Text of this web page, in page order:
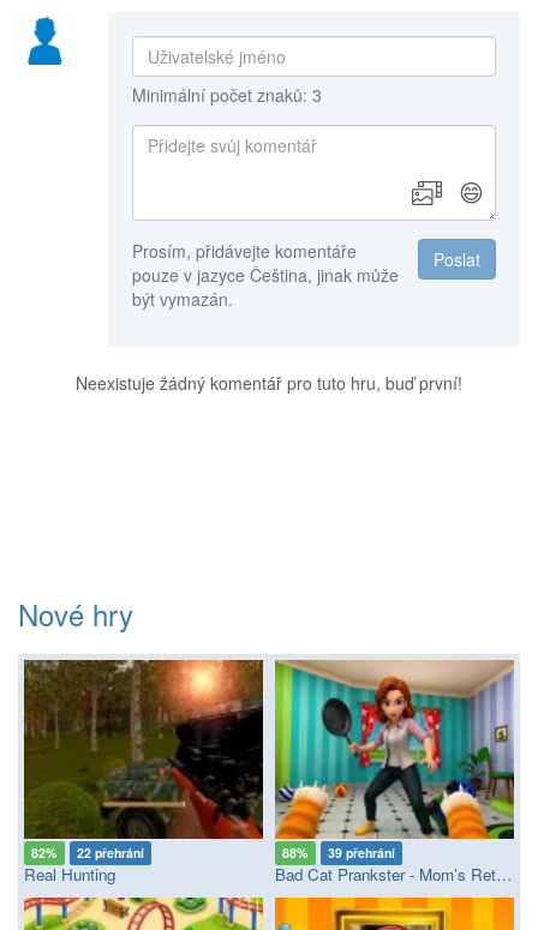
Minimální počet znaků: 3
😄
Poslat
Prosím, přidávejte komentáře
pouze v jazyce Čeština, jinak může
být vymazán.
Neexistuje žádný komentář pro tuto hru, buď první!
Nové hry
82% 22 přehrání
Real Hunting
88% 39 přehrání
Bad Cat Prankster - Mom’s Return